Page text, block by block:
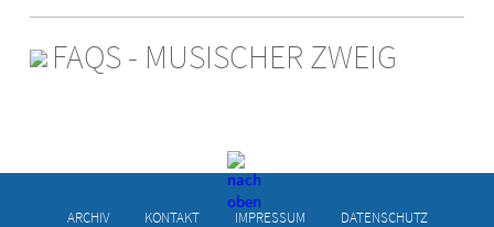
FAQS - MUSISCHER ZWEIG
ARCHIV KONTAKT IMPRESSUM DATENSCHUTZ